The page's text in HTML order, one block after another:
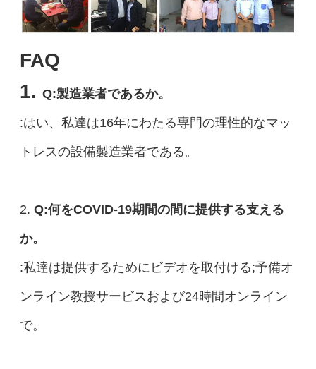
FAQ
1. Q:製造業者であるか。
:はい、私達は16年にわたる専門の理性的なマッ
トレスの設備製造業者である。
2. Q:何をCOVID-19期間の間に提供する支える
か。
:私達は提供するためにビデオを取付ける;予備オ
ンライン教授サービスおよび24時間オンライン
で。